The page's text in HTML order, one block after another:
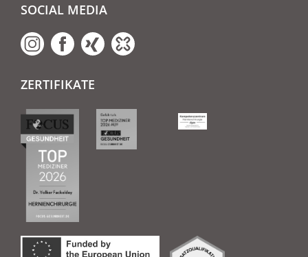
SOCIAL MEDIA
ZERTIFIKATE